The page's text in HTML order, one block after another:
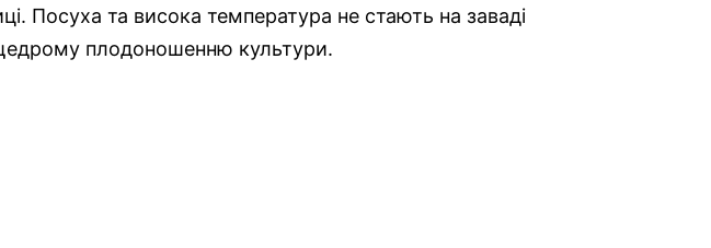
Посуха та висока температура не стають на заваді
плодоношенню культури.